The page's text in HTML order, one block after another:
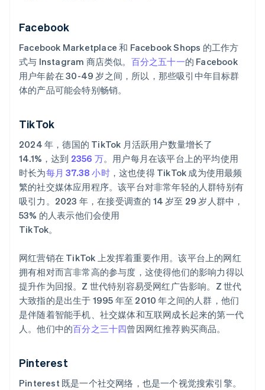
Facebook
Facebook Marketplace 和 Facebook Shops 的工作方
式与 Instagram 商店类似。 百分之五十一的 Facebook
用户年龄在 30-49 岁之间，所以，那些吸引中年目标群
体的产品可能会特别畅销。
TikTok
2024 年，德国的 TikTok 月活跃用户数量增长了
14.1%，达到 2356 万。用户每月在该平台上的平均使用
时长为每月 37.38 小时，这也使得 TikTok 成为使用最频
繁的社交媒体应用程序。该平台对非常年轻的人群特别有
吸引力。2023 年，在接受调查的 14 岁至 29 岁人群中，
53% 的人表示他们会使用
TikTok。
网红营销在 TikTok 上发挥着重要作用。该平台上的网红
拥有相对而言非常高的参与度，这使得他们的影响力得以
提升作为回报。Z 世代特别容易受网红广告影响。Z 世代
大致指的是出生于 1995 年至 2010 年之间的人群，他们
是伴随着智能手机、社交媒体和互联网成长起来的第一代
人。他们中的百分之三十四曾因网红推荐购买商品。
Pinterest
Pinterest 既是一个社交网络，也是一个视觉搜索引擎。